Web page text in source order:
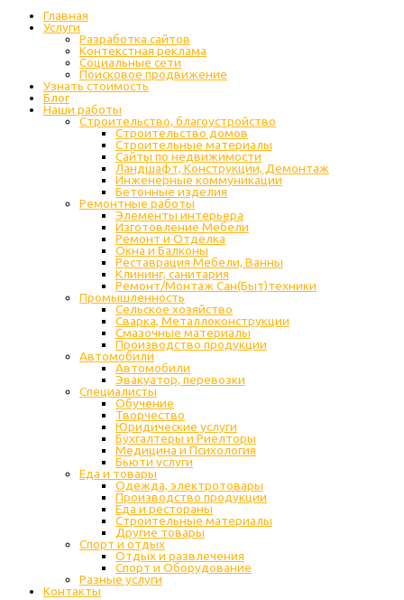
Главная
Услуги
Разработка сайтов
Контекстная реклама
Социальные сети
Поисковое продвижение
Узнать стоимость
Блог
Наши работы
Строительство, благоустройство
Строительство домов
Строительные материалы
Сайты по недвижимости
Ландшафт, Конструкции, Демонтаж
Инженерные коммуникации
Бетонные изделия
Ремонтные работы
Элементы интерьера
Изготовление Мебели
Ремонт и Отделка
Окна и Балконы
Реставрация Мебели, Ванны
Клининг, санитария
Ремонт/Монтаж Сан(Быт)техники
Промышленность
Cельское хозяйство
Сварка, Металлоконструкции
Cмазочные материалы
Производство продукции
Автомобили
Автомобили
Эвакуатор, перевозки
Специалисты
Обучение
Творчество
Юридические услуги
Бухгалтеры и Риелторы
Медицина и Психология
Бьюти услуги
Еда и товары
Одежда, электротовары
Производство продукции
Еда и рестораны
Строительные материалы
Другие товары
Спорт и отдых
Отдых и развлечения
Спорт и Оборудование
Разные услуги
Контакты